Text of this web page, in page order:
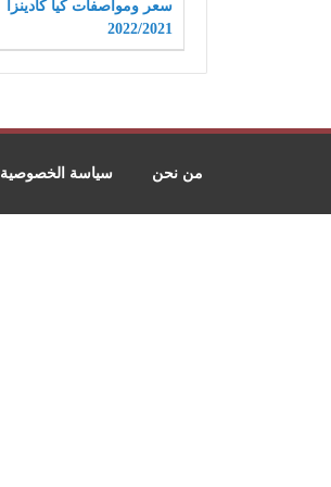
سعر ومواصفات كيا كادينزا
2022/2021
من نحن سياسة الخصوصية